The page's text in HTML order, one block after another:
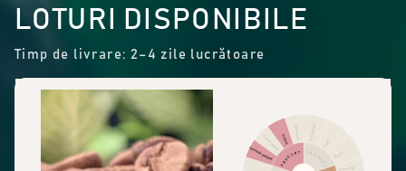
LOTURI DISPONIBILE
Timp de livrare: 2–4 zile lucrătoare
Scorțișoară
Piper
Picant
Fructe de pădure
Fructe uscateCitrice Alte fructe
CONDIMENTE
FRUCTAT